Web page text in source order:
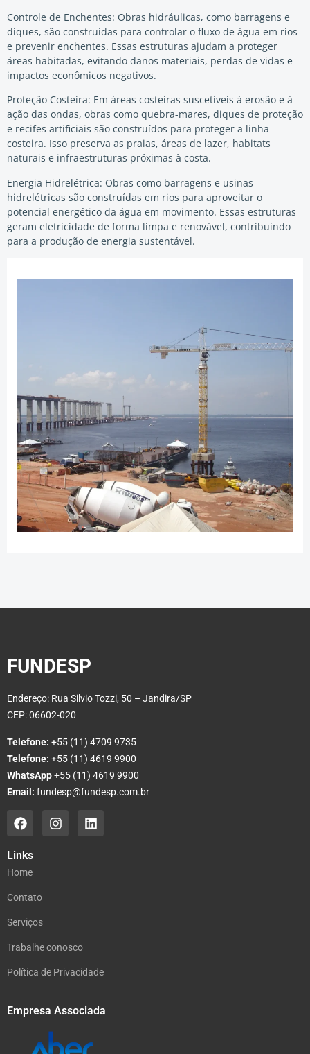
Controle de Enchentes: Obras hidráulicas, como barragens e
diques, são construídas para controlar o fluxo de água em rios
e prevenir enchentes. Essas estruturas ajudam a proteger
áreas habitadas, evitando danos materiais, perdas de vidas e
impactos econômicos negativos.
Proteção Costeira: Em áreas costeiras suscetíveis à erosão e à
ação das ondas, obras como quebra-mares, diques de proteção
e recifes artificiais são construídos para proteger a linha
costeira. Isso preserva as praias, áreas de lazer, habitats
naturais e infraestruturas próximas à costa.
Energia Hidrelétrica: Obras como barragens e usinas
hidrelétricas são construídas em rios para aproveitar o
potencial energético da água em movimento. Essas estruturas
geram eletricidade de forma limpa e renovável, contribuindo
para a produção de energia sustentável.
FUNDESP
Endereço: Rua Silvio Tozzi, 50 – Jandira/SP
CEP: 06602-020
Telefone: +55 (11) 4709 9735
Telefone: +55 (11) 4619 9900
WhatsApp+55 (11) 4619 9900
Email: fundesp@fundesp.com.br
Links
Home
Contato
Serviços
Trabalhe conosco
Política de Privacidade
Empresa Associada